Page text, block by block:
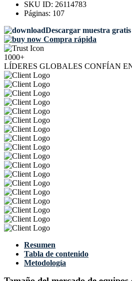
SKU ID: 26114783
Páginas: 107
Descargar muestra gratis
Compra rápida
1000+
LÍDERES GLOBALES CONFÍAN
Resumen
Tabla de contenido
Metodología